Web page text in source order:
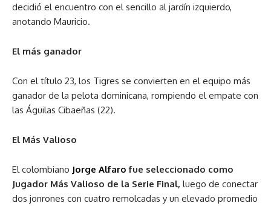
decidió el encuentro con el sencillo al jardín izquierdo,
anotando Mauricio.
El más ganador
Con el título 23, los Tigres se convierten en el equipo más
ganador de la pelota dominicana, rompiendo el empate con
las Águilas Cibaeñas (22).
El Más Valioso
El colombiano Jorge Alfaro fue seleccionado como
Jugador Más Valioso de la Serie Final, luego de conectar
dos jonrones con cuatro remolcadas y un elevado promedio